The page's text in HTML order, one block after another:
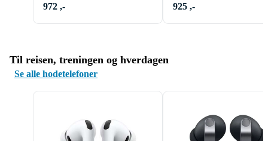
972 ,-
925 ,-
Til reisen, treningen og hverdagen
Se alle hodetelefoner